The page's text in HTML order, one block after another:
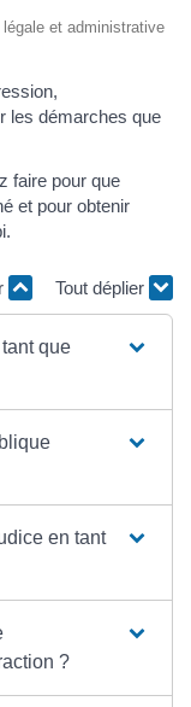
et administrative
les démarches que
faire pour que
et pour obtenir
Tout déplier
que
en tant
?